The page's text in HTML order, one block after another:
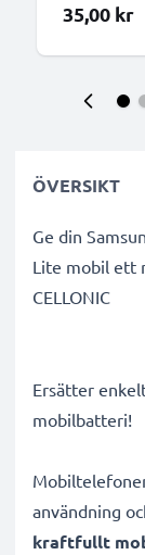
35,00 kr
ÖVERSIKT
Ge din
Lite mobil ett
CELLONIC
Ersätter
mobilbatteri!
användning
kraftfullt